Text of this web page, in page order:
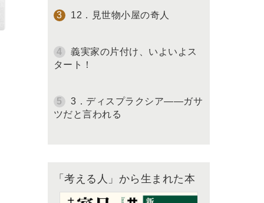
12．見世物小屋の奇人
義実家の片付け、いよいよス
タート！
3．ディスプラクシア――ガサ
ツだと言われる
「考える人」から生まれた本